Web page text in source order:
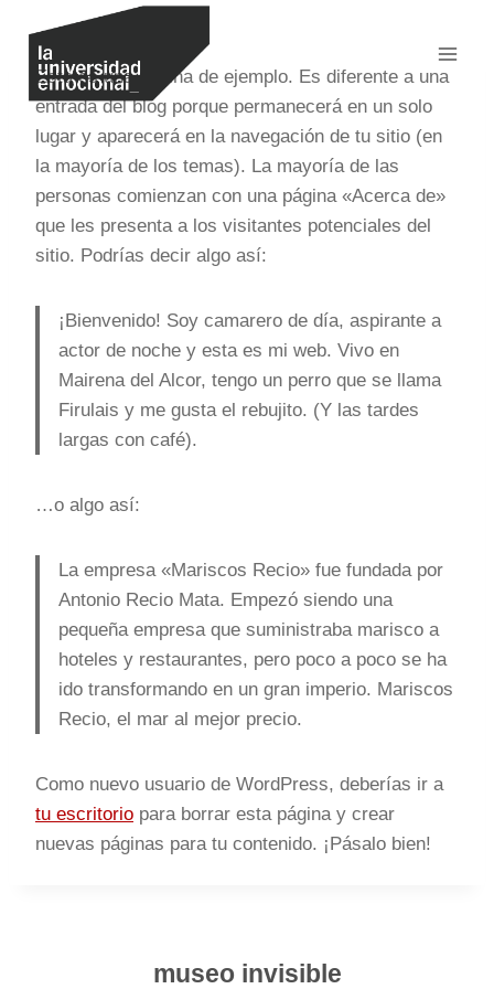
contenidoEsta es una página de ejemplo. Es diferente a una
entrada del blog porque permanecerá en un solo
lugar y aparecerá en la navegación de tu sitio (en
la mayoría de los temas). La mayoría de las
personas comienzan con una página «Acerca de»
que les presenta a los visitantes potenciales del
sitio. Podrías decir algo así:
¡Bienvenido! Soy camarero de día, aspirante a
actor de noche y esta es mi web. Vivo en
Mairena del Alcor, tengo un perro que se llama
Firulais y me gusta el rebujito. (Y las tardes
largas con café).
…o algo así:
La empresa «Mariscos Recio» fue fundada por
Antonio Recio Mata. Empezó siendo una
pequeña empresa que suministraba marisco a
hoteles y restaurantes, pero poco a poco se ha
ido transformando en un gran imperio. Mariscos
Recio, el mar al mejor precio.
Como nuevo usuario de WordPress, deberías ir a
tu escritorio para borrar esta página y crear
nuevas páginas para tu contenido. ¡Pásalo bien!
museo invisible